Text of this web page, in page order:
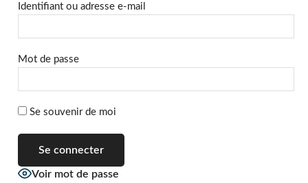
Identifiant ou adresse e-mail
Mot de passe
Se souvenir de moi
Voir mot de passe